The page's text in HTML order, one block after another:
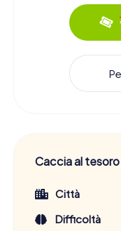
Caccia al tesoro
Città
Difficoltà